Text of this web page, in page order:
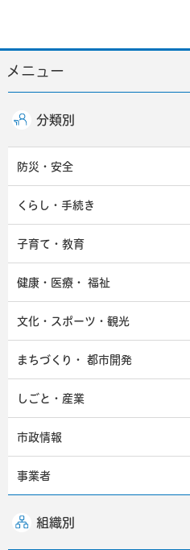
メニュー
分類別
防災・安全
くらし・手続き
子育て・教育
健康・医療・ 福祉
文化・スポーツ・観光
まちづくり・ 都市開発
しごと・産業
市政情報
事業者
組織別